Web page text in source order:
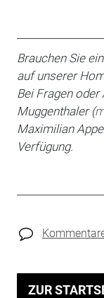
Brauchen Sie
auf unserer
Bei Fragen oder
Muggenthaler (
Maximilian
Verfügung.
ZUR